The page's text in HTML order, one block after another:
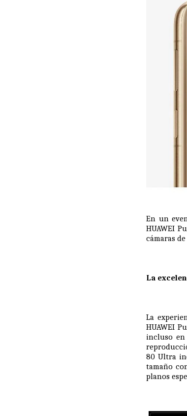
En un
HUAWEI
cámaras
La
La
HUAWEI
incluso
80 Ultra
tamaño
planos